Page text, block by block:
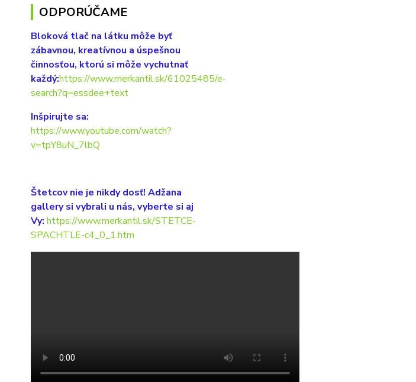
ODPORÚČAME
Bloková tlač na látku môže byť
zábavnou, kreatívnou a úspešnou
činnosťou, ktorú si môže vychutnať
každý:https://www.merkantil.sk/61025485/e-
search?q=essdee+text
Inšpirujte sa:
https://www.youtube.com/watch?
v=tpY8uN_7lbQ
Štetcov nie je nikdy dosť! Adžana
gallery si vybrali u nás, vyberte si aj
Vy: https://www.merkantil.sk/STETCE-
SPACHTLE-c4_0_1.htm